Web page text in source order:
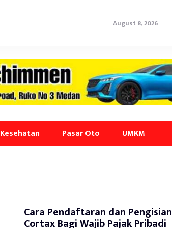
August 8, 2026
Kesehatan Pasar Oto UMKM
Cara Pendaftaran dan Pengisian
Cortax Bagi Wajib Pajak Pribadi